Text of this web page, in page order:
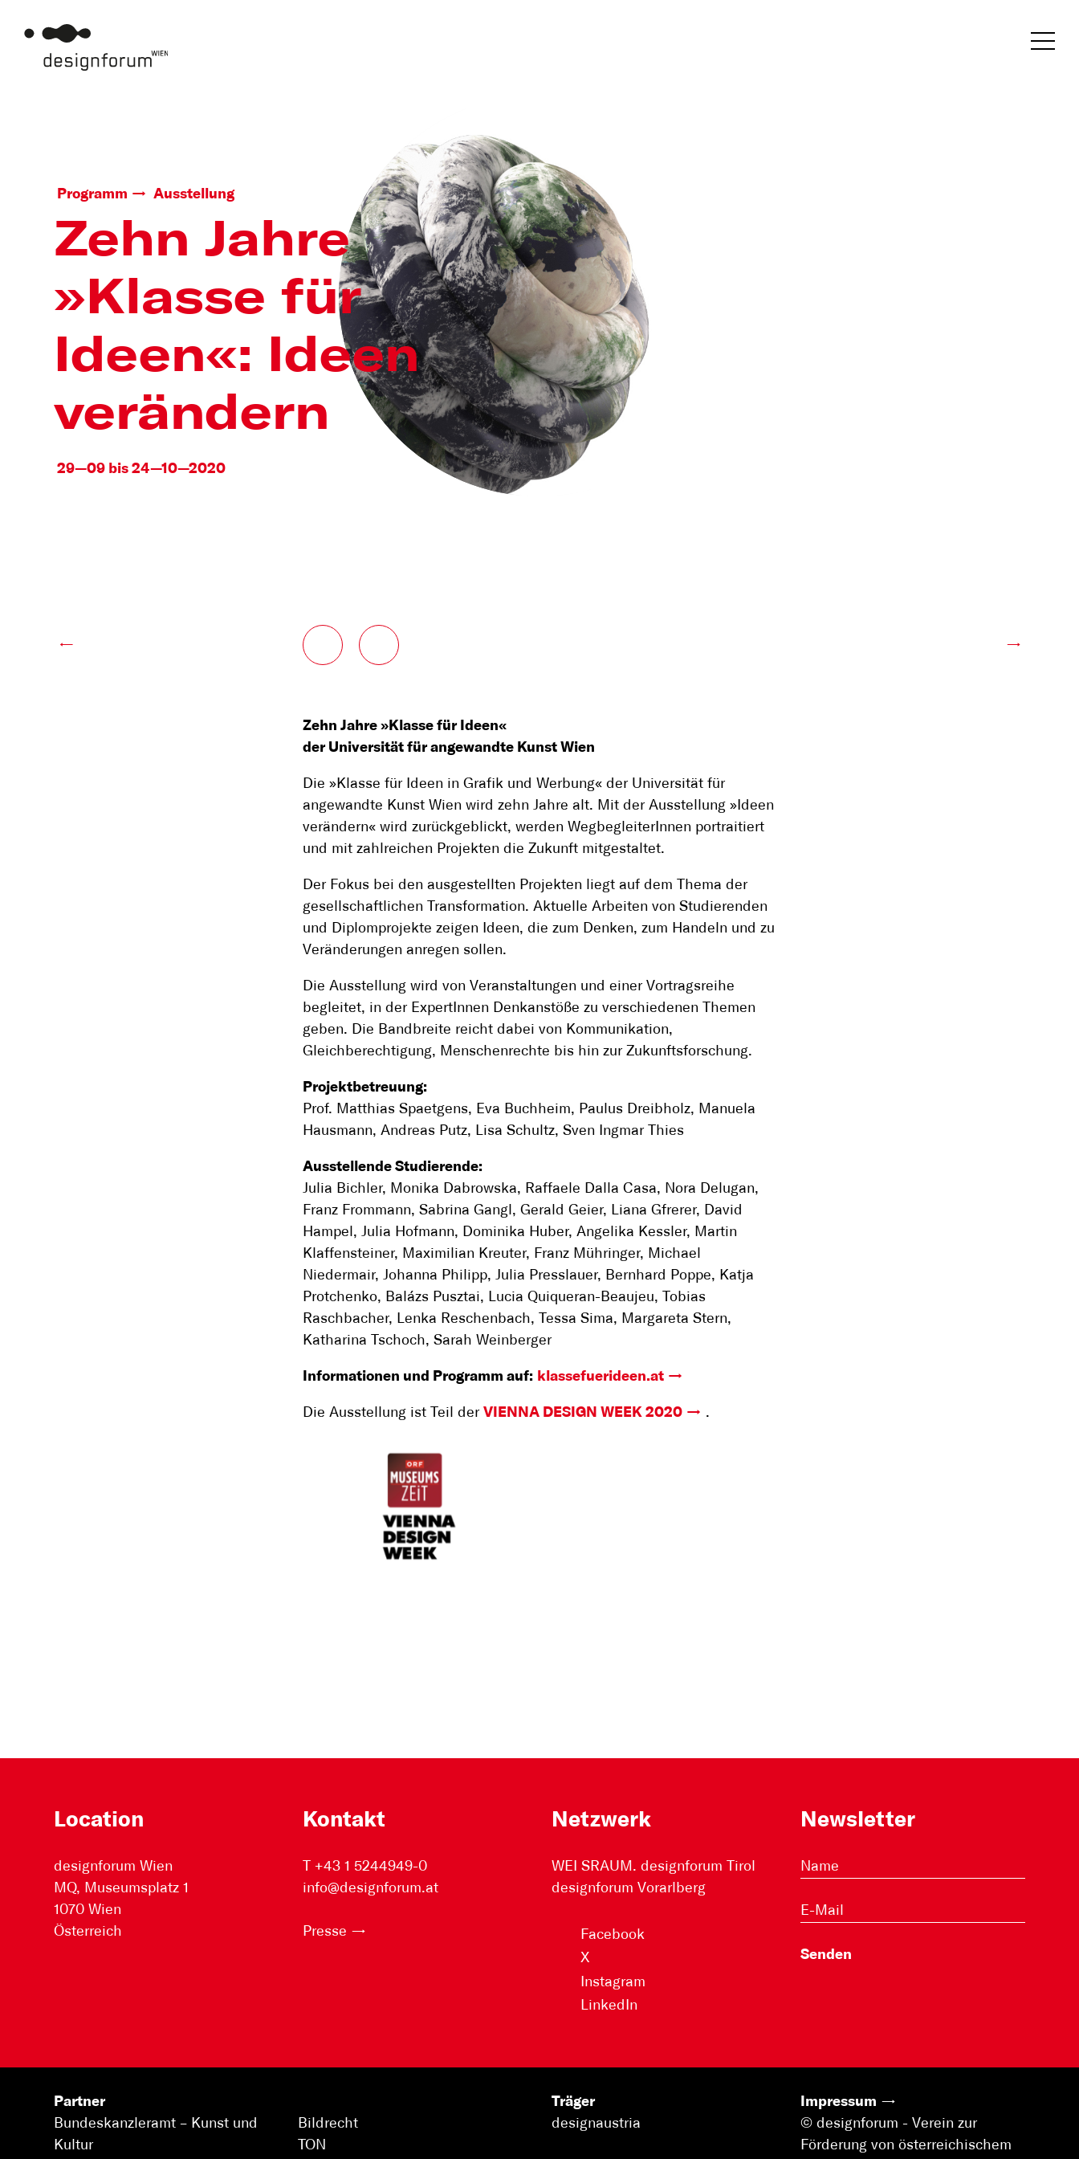
Programm Ausstellung
Zehn Jahre
»Klasse für
Ideen«: Ideen
verändern
29—09 bis 24—10—2020
← →
Zehn Jahre »Klasse für Ideen«
der Universität für angewandte Kunst Wien
Die »Klasse für Ideen in Grafik und Werbung« der Universität für
angewandte Kunst Wien wird zehn Jahre alt. Mit der Ausstellung »Ideen
verändern« wird zurückgeblickt, werden WegbegleiterInnen portraitiert
und mit zahlreichen Projekten die Zukunft mitgestaltet.
Der Fokus bei den ausgestellten Projekten liegt auf dem Thema der
gesellschaftlichen Transformation. Aktuelle Arbeiten von Studierenden
und Diplomprojekte zeigen Ideen, die zum Denken, zum Handeln und zu
Veränderungen anregen sollen.
Die Ausstellung wird von Veranstaltungen und einer Vortragsreihe
begleitet, in der ExpertInnen Denkanstöße zu verschiedenen Themen
geben. Die Bandbreite reicht dabei von Kommunikation,
Gleichberechtigung, Menschenrechte bis hin zur Zukunftsforschung.
Projektbetreuung:
Prof. Matthias Spaetgens, Eva Buchheim, Paulus Dreibholz, Manuela
Hausmann, Andreas Putz, Lisa Schultz, Sven Ingmar Thies
Ausstellende Studierende:
Julia Bichler, Monika Dabrowska, Raffaele Dalla Casa, Nora Delugan,
Franz Frommann, Sabrina Gangl, Gerald Geier, Liana Gfrerer, David
Hampel, Julia Hofmann, Dominika Huber, Angelika Kessler, Martin
Klaffensteiner, Maximilian Kreuter, Franz Mühringer, Michael
Niedermair, Johanna Philipp, Julia Presslauer, Bernhard Poppe, Katja
Protchenko, Balázs Pusztai, Lucia Quiqueran-Beaujeu, Tobias
Raschbacher, Lenka Reschenbach, Tessa Sima, Margareta Stern,
Katharina Tschoch, Sarah Weinberger
Informationen und Programm auf: klassefuerideen.at
Die Ausstellung ist Teil der VIENNA DESIGN WEEK 2020 .
Location
designforum Wien
MQ, Museumsplatz 1
1070 Wien
Österreich
Kontakt
T +43 1 5244949-0
info@designforum.at
Presse
Netzwerk
WEI SRAUM. designforum Tirol
designforum Vorarlberg
Facebook
X
Instagram
LinkedIn
Newsletter
Partner
Bundeskanzleramt – Kunst und
Kultur
Bildrecht
TON
Träger
designaustria
Impressum
© designforum - Verein zur
Förderung von österreichischem